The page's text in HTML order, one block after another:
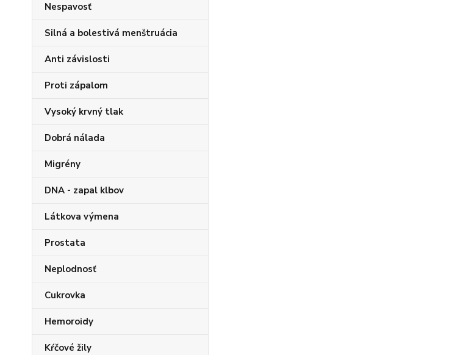
Nespavosť
Silná a bolestivá menštruácia
Anti závislosti
Proti zápalom
Vysoký krvný tlak
Dobrá nálada
Migrény
DNA - zapal klbov
Látkova výmena
Prostata
Neplodnosť
Cukrovka
Hemoroidy
Kŕčové žily